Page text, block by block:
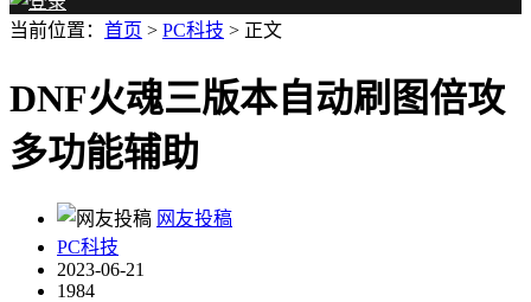
当前位置： 首页 > PC科技 > 正文
DNF火魂三版本自动刷图倍攻
多功能辅助
网友投稿
PC科技
2023-06-21
1984